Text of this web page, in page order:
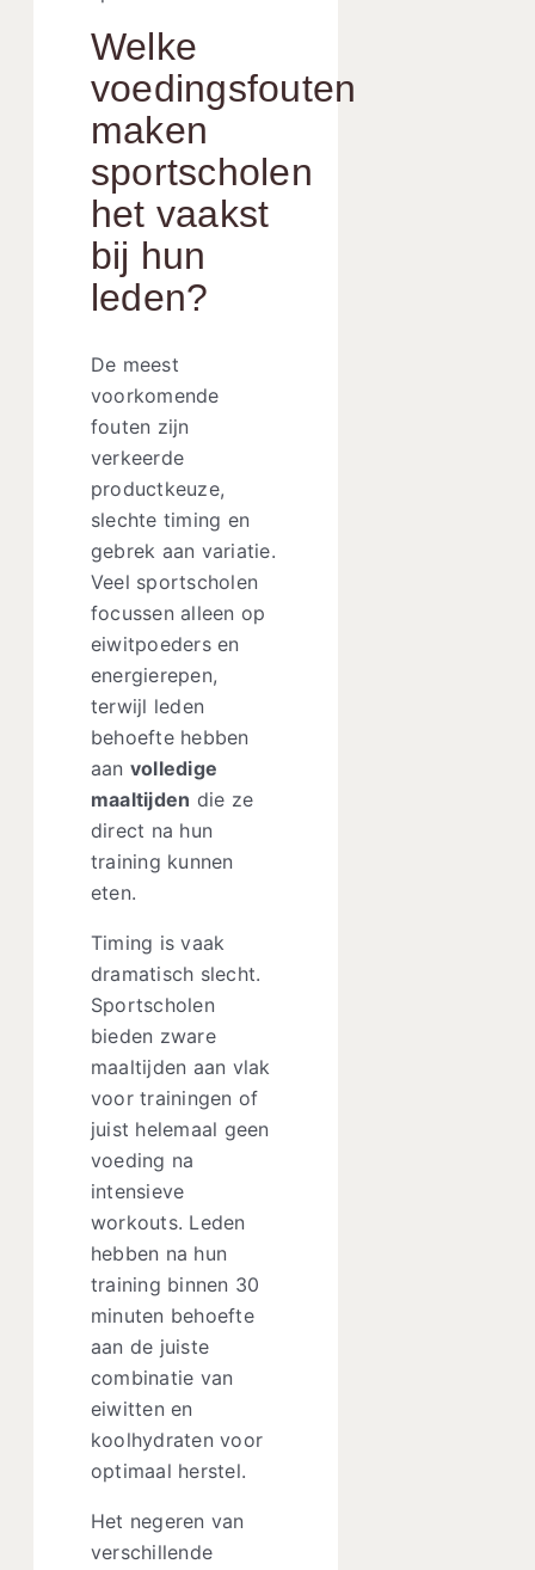
Welke
voedingsfouten
maken
sportscholen
het vaakst
bij hun
leden?
De meest
voorkomende
fouten zijn
verkeerde
productkeuze,
slechte timing en
gebrek aan variatie.
Veel sportscholen
focussen alleen op
eiwitpoeders en
energierepen,
terwijl leden
behoefte hebben
aan volledige
maaltijden die ze
direct na hun
training kunnen
eten.
Timing is vaak
dramatisch slecht.
Sportscholen
bieden zware
maaltijden aan vlak
voor trainingen of
juist helemaal geen
voeding na
intensieve
workouts. Leden
hebben na hun
training binnen 30
minuten behoefte
aan de juiste
combinatie van
eiwitten en
koolhydraten voor
optimaal herstel.
Het negeren van
verschillende